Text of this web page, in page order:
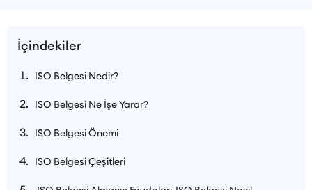
İçindekiler
ISO Belgesi Nedir?
ISO Belgesi Ne İşe Yarar?
ISO Belgesi Önemi
ISO Belgesi Çeşitleri